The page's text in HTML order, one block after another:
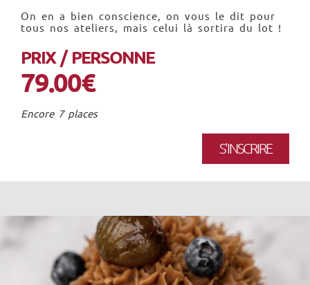
On en a bien conscience, on vous le dit pour
tous nos ateliers, mais celui là sortira du lot !
PRIX / PERSONNE
79.00€
Encore 7 places
S'INSCRIRE